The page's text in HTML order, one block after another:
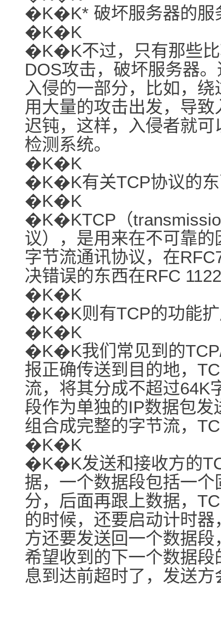
�K�K* 破坏服务器的服
�K�K
�K�K不过，只有那些比
DOS攻击，破坏服务器
入侵的一部分，比如，
用大量的攻击出发，导
迟钝，这样，入侵者就
检测系统。
�K�K
�K�K有关TCP协议的
�K�K
�K�KTCP（
议），是用来在不可靠
字节流通讯协议，在
决错误的东西在RFC
�K�K
�K�K则有TCP的功能
�K�K
�K�K我们常见到的
报正确传送到目的地，
流，将其分成不超过64K
段作为单独的IP数据包
组合成完整的字节流，
�K�K
�K�K发送和接收方的
据，一个数据段包括一
分，后面再跟上数据，
的时候，还要启动计时
方还要发送回一个数据
希望收到的下一个数据
息到达前超时了，发送